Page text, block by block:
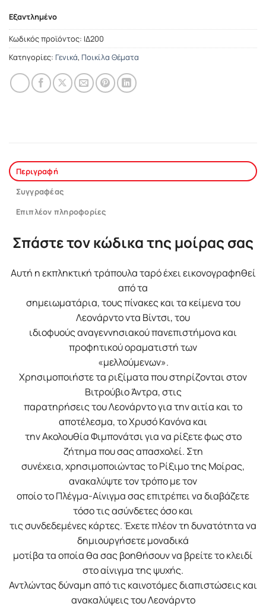
Εξαντλημένο
Κωδικός προϊόντος: ΙΔ200
Κατηγορίες: Γενικά, Ποικίλα Θέματα
Περιγραφή
Συγγραφέας
Επιπλέον πληροφορίες
Σπάστε τον κώδικα της μοίρας σας
Αυτή η εκπληκτική τράπουλα ταρό έχει εικονογραφηθεί
από τα
σημειωματάρια, τους πίνακες και τα κείμενα του
Λεονάρντο ντα Βίντσι, του
ιδιοφυούς αναγεννησιακού πανεπιστήμονα και
προφητικού οραματιστή των
«μελλούμενων».
Χρησιμοποιήστε τα ριξίματα που στηρίζονται στον
Βιτρούβιο Άντρα, στις
παρατηρήσεις του Λεονάρντο για την αιτία και το
αποτέλεσμα, το Χρυσό Κανόνα και
την Ακολουθία Φιμπονάτσι για να ρίξετε φως στο
ζήτημα που σας απασχολεί. Στη
συνέχεια, χρησιμοποιώντας το Ρίξιμο της Μοίρας,
ανακαλύψτε τον τρόπο με τον
οποίο το Πλέγμα-Αίνιγμα σας επιτρέπει να διαβάζετε
τόσο τις ασύνδετες όσο και
τις συνδεδεμένες κάρτες. Έχετε πλέον τη δυνατότητα να
δημιουργήσετε μοναδικά
μοτίβα τα οποία θα σας βοηθήσουν να βρείτε το κλειδί
στο αίνιγμα της ψυχής.
Αντλώντας δύναμη από τις καινοτόμες διαπιστώσεις και
ανακαλύψεις του Λεονάρντο